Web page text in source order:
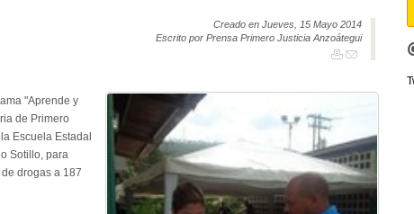
Creado en Jueves, 15 Mayo 2014
Escrito por Prensa Primero Justicia Anzoátegui
"Aprende y
de Primero
Escuela Estadal
Sotillo, para
drogas a 187